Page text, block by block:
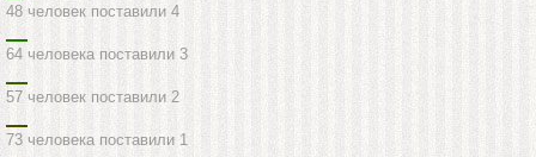
48 человек поставили 4
64 человека поставили 3
57 человек поставили 2
73 человека поставили 1